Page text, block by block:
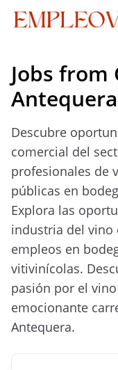
Jobs from
Antequera
Descubre
comercial del
profesionales de
públicas en
Explora las
industria del vino
empleos en
vitivinícolas.
pasión por el
emocionante
Antequera.